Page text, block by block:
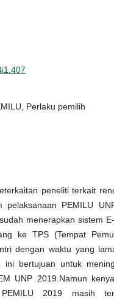
Perlaku pemilih
peneliti terkait
pelaksanaan PEMILU
menerapkan sistem
ke TPS (Tempat
dengan waktu yang
ini bertujuan untuk
UNP 2019.Namun
2019 masih